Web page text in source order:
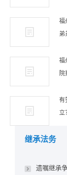
福
弟
福
院
有
立
继承法务
遗嘱继承